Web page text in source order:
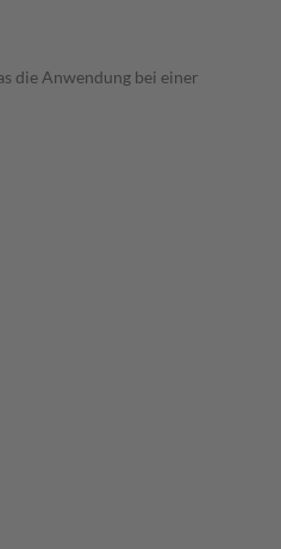
die Anwendung bei einer